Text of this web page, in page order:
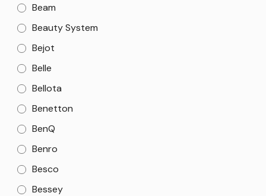
Beam
Beauty System
Bejot
Belle
Bellota
Benetton
BenQ
Benro
Besco
Bessey